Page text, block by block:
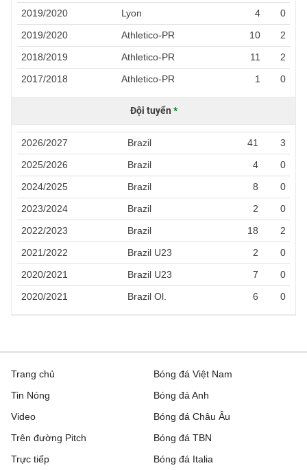
2019/2020
Lyon 4
0
2019/2020
Athletico-PR 10
2
2018/2019
Athletico-PR 11
2
2017/2018
Athletico-PR 1 0
Đội tuyển *
2026/2027 Brazil 41
3
2025/2026
Brazil 4
0
2024/2025
Brazil 8
0
2023/2024
Brazil 2
0
2022/2023
Brazil 18
2
2021/2022
Brazil U23 2
0
2020/2021
Brazil U23 7
0
2020/2021
Brazil Ol. 6 0
Trang chủ
Tin Nóng
Video
Trên đường Pitch
Trực tiếp
Bóng đá Việt Nam
Bóng đá Anh
Bóng đá Châu Âu
Bóng đá TBN
Bóng đá Italia